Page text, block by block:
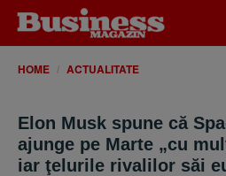
HOME ACTUALITATE
Elon Musk spune că
ajunge pe Marte „cu
iar ţelurile rivalilor săi